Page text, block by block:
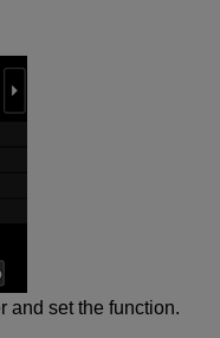
and set the function.